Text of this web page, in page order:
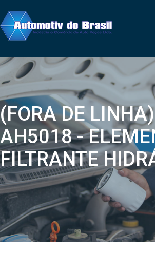
(FORA DE LINHA)
AH5018 -
FILTRANTE